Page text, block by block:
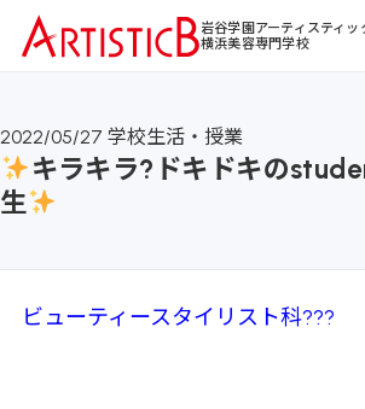
岩谷学園アーティスティッ
横浜美容専門学校
2022/05/27 学校生活・授業
キラキラ?ドキドキの
生
ビューティースタイリスト科???